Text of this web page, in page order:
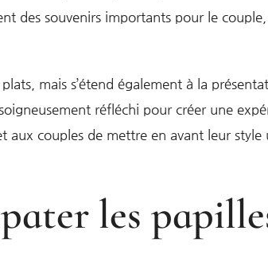
des souvenirs importants pour le
mais s’étend également à la
réfléchi pour créer une
couples de mettre en avant leur
les